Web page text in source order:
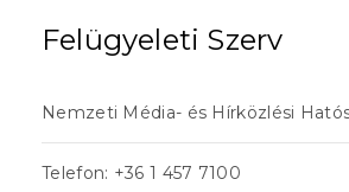
Felügyeleti Szerv
Nemzeti Média- és Hírközlési
Telefon: +36 1 457 7100